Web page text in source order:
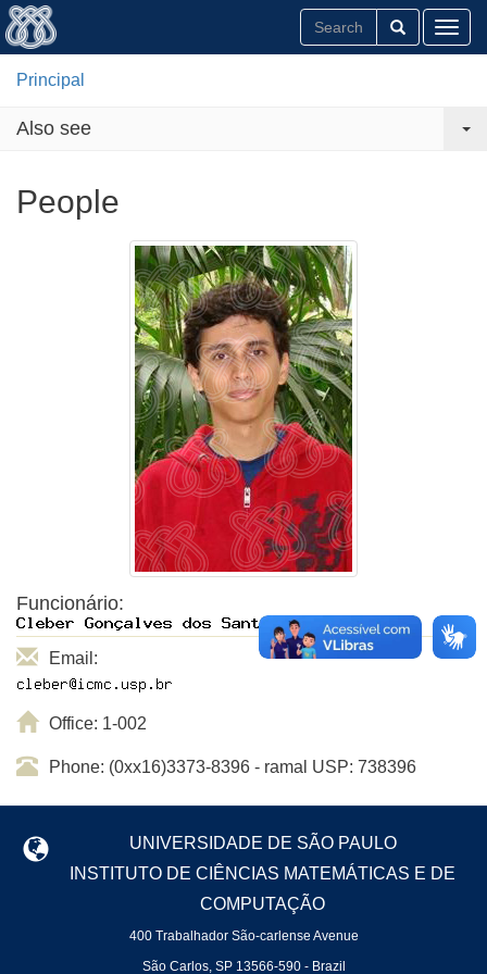
Principal
Also see
People
Funcionário:
Email:
Office: 1-002
Phone: (0xx16)3373-8396 - ramal USP: 738396
UNIVERSIDADE DE SÃO PAULO
INSTITUTO DE CIÊNCIAS MATEMÁTICAS E DE
COMPUTAÇÃO
400 Trabalhador São-carlense Avenue
São Carlos, SP 13566-590 - Brazil